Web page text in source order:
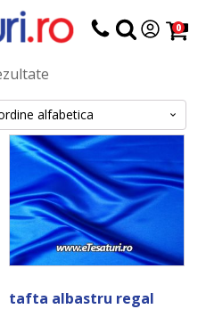
0
tafta albastru regal